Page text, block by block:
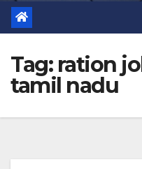
Tag: ration
tamil nadu